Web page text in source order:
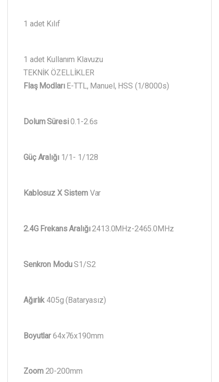
1 adet Kılıf
1 adet Kullanım Klavuzu
TEKNİK ÖZELLİKLER
Flaş ModlarıE-TTL, Manuel, HSS (1/8000s)
Dolum Süresi0.1-2.6s
Güç Aralığı1/1- 1/128
Kablosuz X SistemVar
2.4G Frekans Aralığı2413.0MHz-2465.0MHz
Senkron ModuS1/S2
Ağırlık 405g (Bataryasız)
Boyutlar64x76x190mm
Zoom20-200mm